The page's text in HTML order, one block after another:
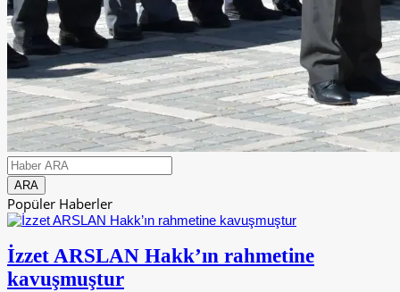
Popüler Haberler
İzzet ARSLAN Hakk’ın rahmetine
kavuşmuştur